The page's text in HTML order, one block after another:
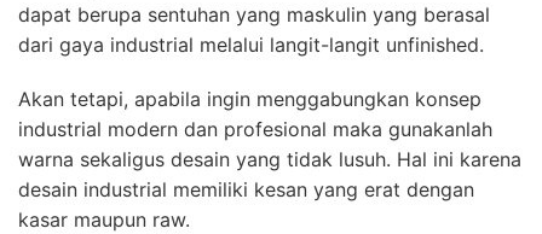
dapat berupa sentuhan yang maskulin yang berasal
dari gaya industrial melalui langit-langit unfinished.
Akan tetapi, apabila ingin menggabungkan konsep
industrial modern dan profesional maka gunakanlah
warna sekaligus desain yang tidak lusuh. Hal ini karena
desain industrial memiliki kesan yang erat dengan
kasar maupun raw.